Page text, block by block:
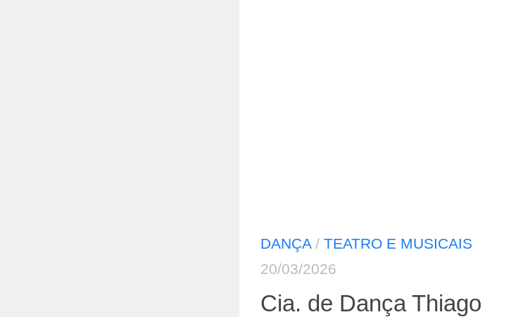
DANÇA/ TEATRO E MUSICAIS
20/03/2026
Cia. de Dança Thiago